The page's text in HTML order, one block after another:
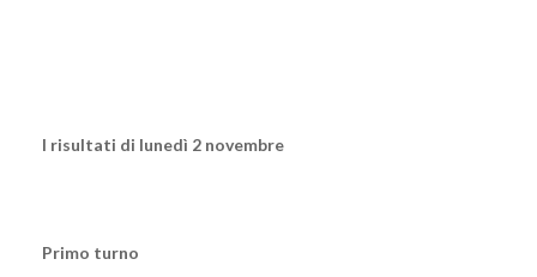
I risultati di lunedì 2 novembre
Primo turno